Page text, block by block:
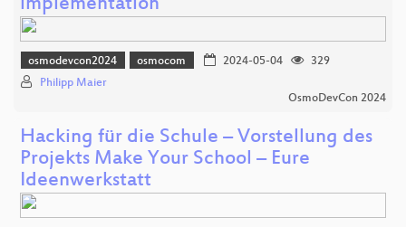
implementation
osmodevcon2024 osmocom 2024-05-04
329
Philipp Maier
OsmoDevCon 2024
Hacking für die Schule – Vorstellung des
Projekts Make Your School – Eure
Ideenwerkstatt